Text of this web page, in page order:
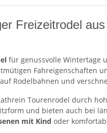
Freizeitrodel
für genussvolle Wintertage
Fahreigenschaften
Rodelbahnen und
Tourenrodel durch
und bieten auch bei
mit Kind oder